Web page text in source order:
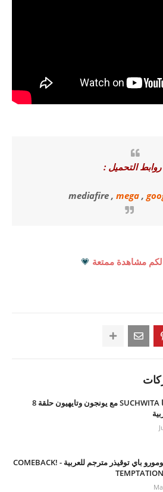
روابط التحميل :
mediafire , mega,
مشاهدة ممتعة 💗
برنامج شوقا SUCHWITA مع يونجون وتايهيون حلقة 8
بث العودة تومورو باي توقيذر مترجم للعربية - COMEBACK!